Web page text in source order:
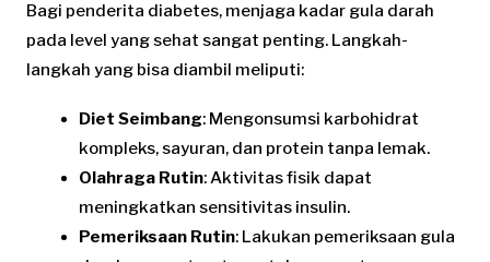
Bagi penderita diabetes, menjaga kadar gula darah
pada level yang sehat sangat penting. Langkah-
langkah yang bisa diambil meliputi:
Diet Seimbang: Mengonsumsi karbohidrat
kompleks, sayuran, dan protein tanpa lemak.
Olahraga Rutin: Aktivitas fisik dapat
meningkatkan sensitivitas insulin.
Pemeriksaan Rutin: Lakukan pemeriksaan gula